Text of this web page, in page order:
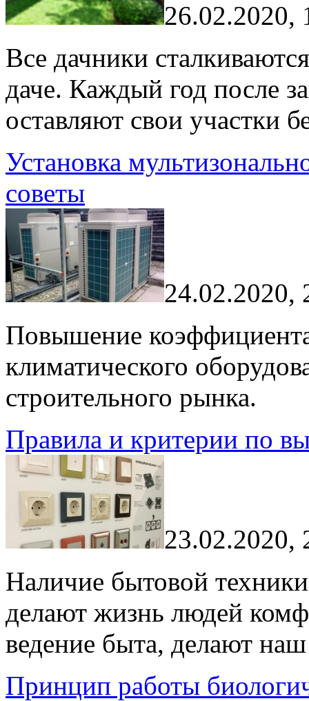
26.02.2020,
Все дачники
даче. Каждый год после
оставляют свои участки
Установка
советы
24.02.2020,
Повышение
климатического
строительного рынка.
Правила и критерии по
23.02.2020,
Наличие бытовой
делают жизнь людей
ведение быта, делают
Принцип работы